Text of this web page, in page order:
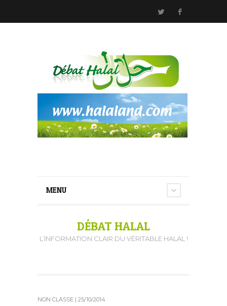
MENU
DÉBAT HALAL
L’INFORMATION CLAIR DU VÉRITABLE HALAL !
NON CLASSÉ | 25/10/2014